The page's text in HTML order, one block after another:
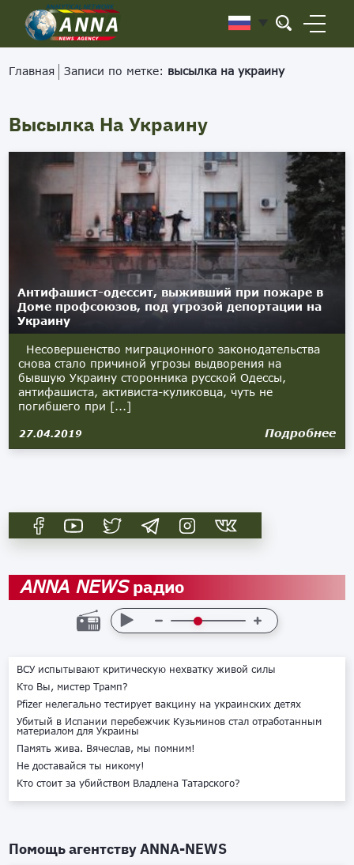
Главная Записи по метке: высылка на украину
Высылка На Украину
Антифашист-одессит, выживший при пожаре в
Доме профсоюзов, под угрозой депортации на
Украину
Несовершенство миграционного законодательства
снова стало причиной угрозы выдворения на
бывшую Украину сторонника русской Одессы,
антифашиста, активиста-куликовца, чуть не
погибшего при [...]
27.04.2019 Подробнее
ANNA NEWSрадио
ВСУ испытывают критическую нехватку живой силы
Кто Вы, мистер Трамп?
Pfizer нелегально тестирует вакцину на украинских детях
Убитый в Испании перебежчик Кузьминов стал отработанным
материалом для Украины
Память жива. Вячеслав, мы помним!
Не доставайся ты никому!
Кто стоит за убийством Владлена Татарского?
Помощь агентствуANNA-NEWS